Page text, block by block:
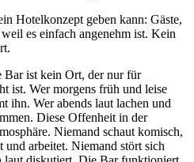
Hotelkonzept geben kann: Gäste,
es einfach angenehm ist. Kein
Bar ist kein Ort, der nur für
ist. Wer morgens früh und leise
ihn. Wer abends laut lachen und
Diese Offenheit in der
Niemand schaut komisch,
arbeitet. Niemand stört sich